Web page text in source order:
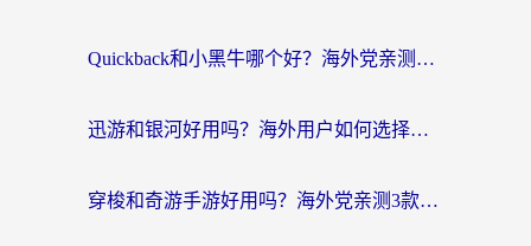
Quickback和小黑牛哪个好？海外党亲测指南，选对回国加速器秒回国内
迅游和银河好用吗？海外用户如何选择回国加速器实现无缝访问国内资源
穿梭和奇游手游好用吗？海外党亲测3款回国加速器，附蜜蜂加速器七天试用攻略